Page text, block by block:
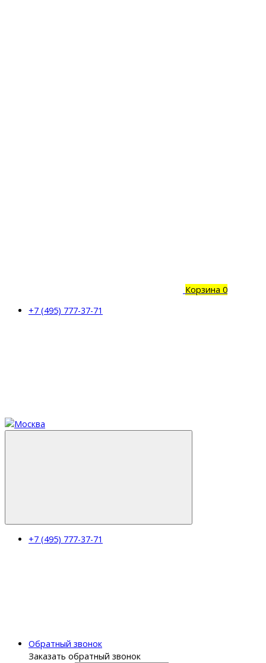
Корзина 0
+7 (495) 777-37-71
+7 (495) 777-37-71
Обратный звонок
Заказать обратный звонок